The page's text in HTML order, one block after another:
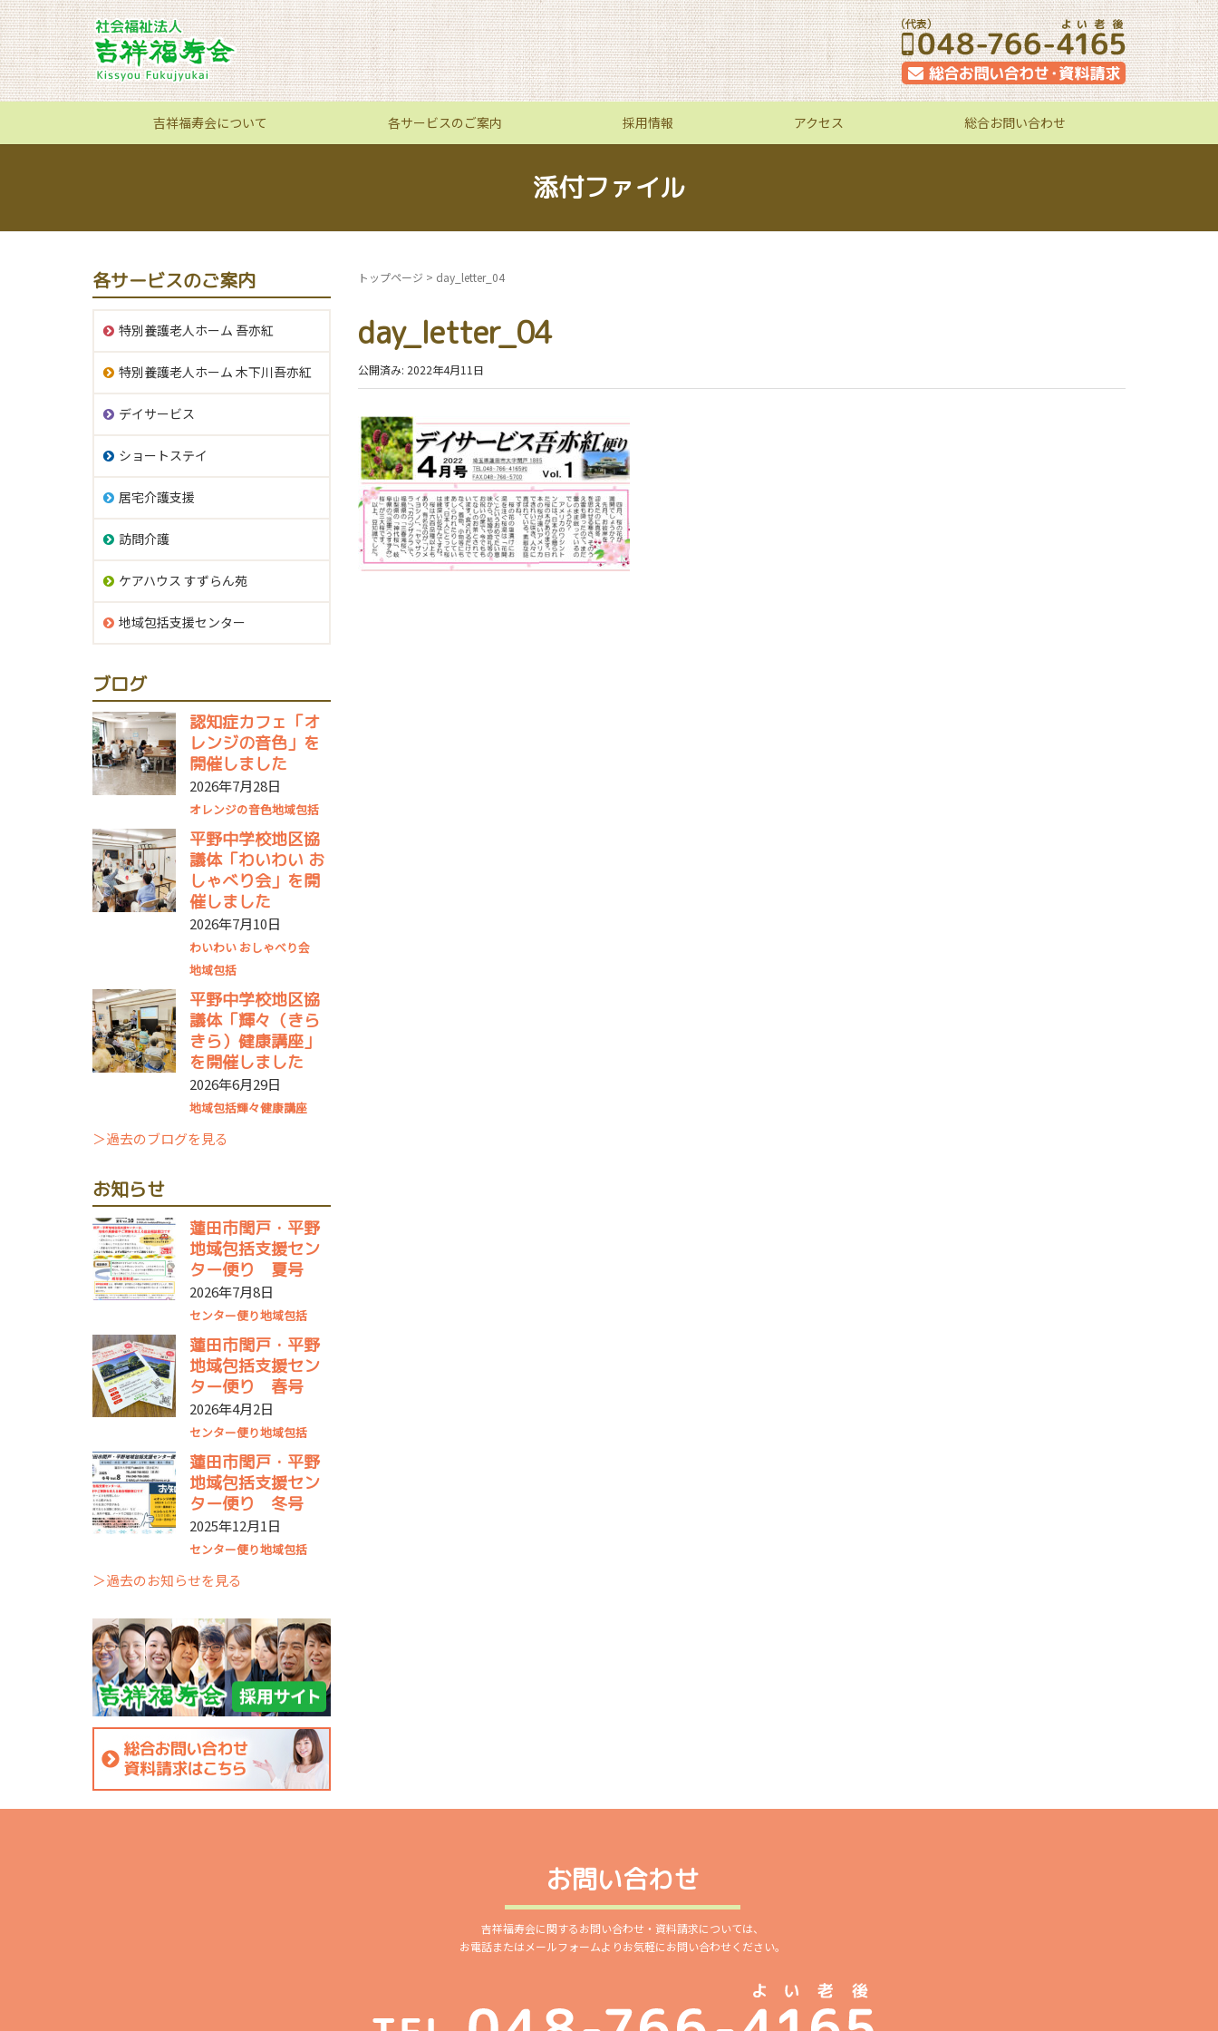
吉祥福寿会について 各サービスのご案内 採用情報 アクセス 総合お問い合わせ
添付ファイル
トップページ > day_letter_04
day_letter_04
公開済み: 2022年4月11日
各サービスのご案内
特別養護老人ホーム 吾亦紅
特別養護老人ホーム 木下川吾亦紅
デイサービス
ショートステイ
居宅介護支援
訪問介護
ケアハウス すずらん苑
地域包括支援センター
ブログ
認知症カフェ「オ
レンジの音色」を
開催しました
2026年7月28日
オレンジの音色地域包括
平野中学校地区協
議体「わいわい お
しゃべり会」を開
催しました
2026年7月10日
わいわい おしゃべり会
地域包括
平野中学校地区協
議体「輝々（きら
きら）健康講座」
を開催しました
2026年6月29日
地域包括輝々健康講座
＞過去のブログを見る
お知らせ
蓮田市閏戸・平野
地域包括支援セン
ター便り 夏号
2026年7月8日
センター便り地域包括
蓮田市閏戸・平野
地域包括支援セン
ター便り 春号
2026年4月2日
センター便り地域包括
蓮田市閏戸・平野
地域包括支援セン
ター便り 冬号
2025年12月1日
センター便り地域包括
＞過去のお知らせを見る
お問い合わせ
吉祥福寿会に関するお問い合わせ・資料請求については、
お電話またはメールフォームよりお気軽にお問い合わせください。